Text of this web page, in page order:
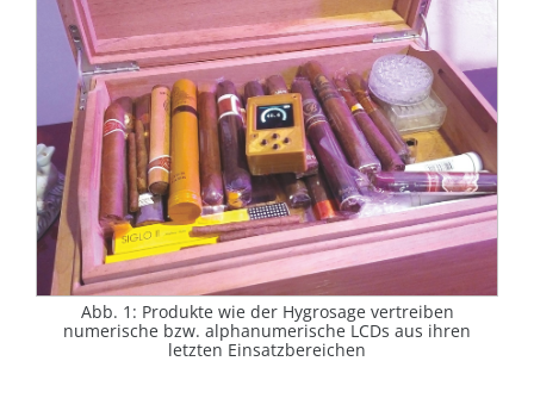
Abb. 1: Produkte wie der Hygrosage vertreiben
numerische bzw. alphanumerische LCDs aus ihren
letzten Einsatzbereichen